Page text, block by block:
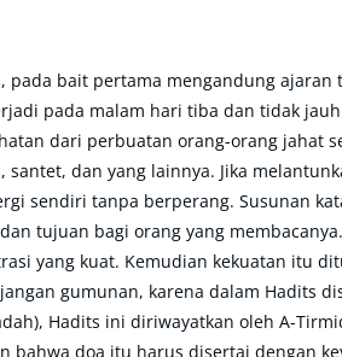
pada bait pertama mengandung
pada malam hari tiba dan tidak
dari perbuatan orang-orang jahat
dan yang lainnya. Jika
sendiri tanpa berperang. Susunan
tujuan bagi orang yang
yang kuat. Kemudian kekuatan itu
gumunan, karena dalam Hadits
Hadits ini diriwayatkan oleh A-
bahwa doa itu harus disertai dengan